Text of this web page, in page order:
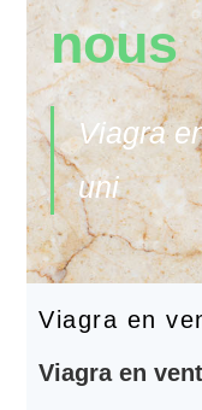
nous
Viagra
uni
Viagra en
Viagra en